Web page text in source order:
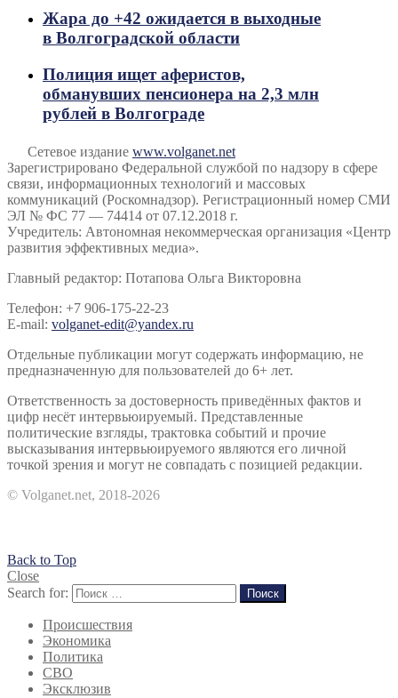
Жара до +42 ожидается в выходные
в Волгоградской области
Полиция ищет аферистов,
обманувших пенсионера на 2,3 млн
рублей в Волгограде
Сетевое издание www.volganet.net
Зарегистрировано Федеральной службой по надзору в сфере
связи, информационных технологий и массовых
коммуникаций (Роскомнадзор). Регистрационный номер СМИ
ЭЛ № ФС 77 — 74414 от 07.12.2018 г.
Учредитель: Автономная некоммерческая организация «Центр
развития эффективных медиа».
Главный редактор: Потапова Ольга Викторовна
Телефон: +7 906-175-22-23
E-mail: volganet-edit@yandex.ru
Отдельные публикации могут содержать информацию, не
предназначенную для пользователей до 6+ лет.
Ответственность за достоверность приведённых фактов и
цифр несёт интервьюируемый. Представленные
политические взгляды, трактовка событий и прочие
высказывания интервьюируемого являются его личной
точкой зрения и могут не совпадать с позицией редакции.
© Volganet.net, 2018-2026
Back to Top
Close
Search for:
Поиск
Происшествия
Экономика
Политика
СВО
Эксклюзив